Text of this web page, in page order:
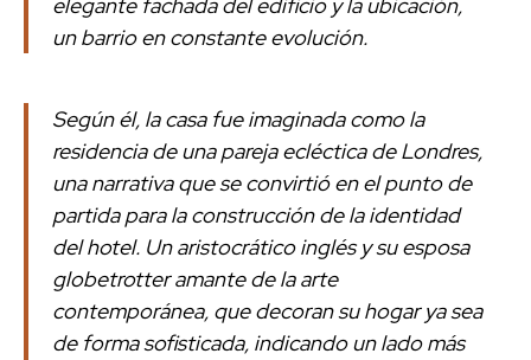
un barrio en constante evolución.
Según él, la casa fue imaginada como la
residencia de una pareja ecléctica de Londres,
una narrativa que se convirtió en el punto de
partida para la construcción de la identidad
del hotel. Un aristocrático inglés y su esposa
globetrotter amante de la arte
contemporánea, que decoran su hogar ya sea
de forma sofisticada, indicando un lado más